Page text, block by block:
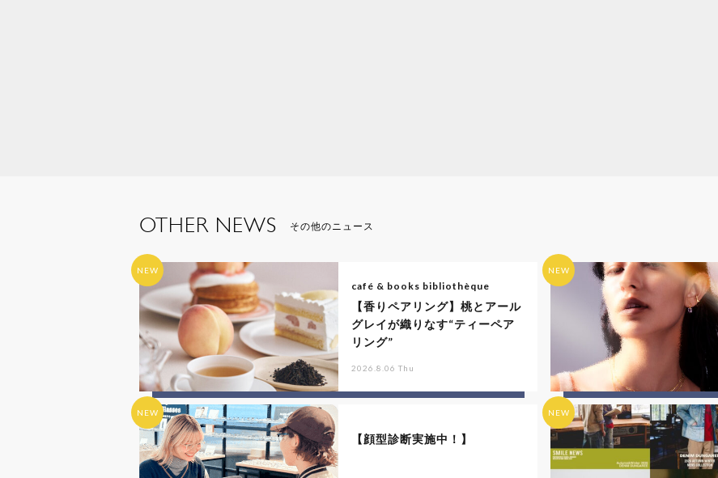
OTHER NEWS その他のニュース
NEW
café & books bibliothèque
【香りペアリング】桃とアール
グレイが織りなす“ティーペア
リング”
2026.8.06 Thu
NEW
NEW
【顔型診断実施中！】
NEW